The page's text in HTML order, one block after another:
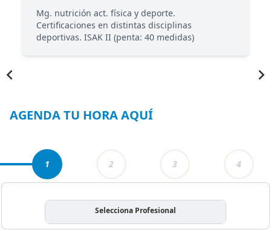
Mg. nutrición act. física y deporte.
Certificaciones en distintas disciplinas
deportivas. ISAK II (penta: 40 medidas)
AGENDA TU HORA AQUÍ
1 2 3 4
Selecciona Profesional